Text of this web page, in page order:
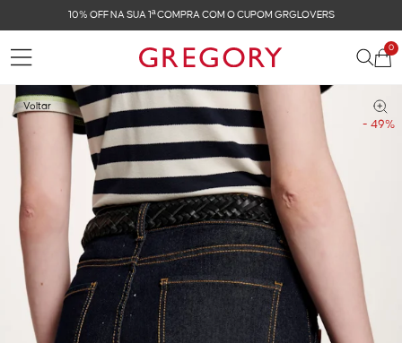
FRETE GRÁTIS NAS COMPRAS ACIMA DE R$ 899
0
- 49%
Voltar